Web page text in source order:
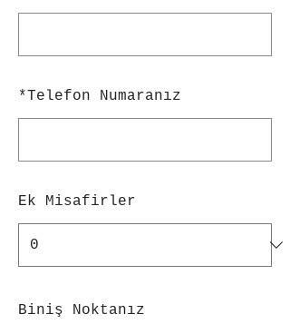
*Telefon Numaranız
Ek Misafirler
Biniş Noktanız